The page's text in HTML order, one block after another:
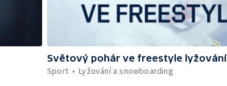
Světový pohár ve freestyle lyžování
Sport
Lyžování a snowboarding